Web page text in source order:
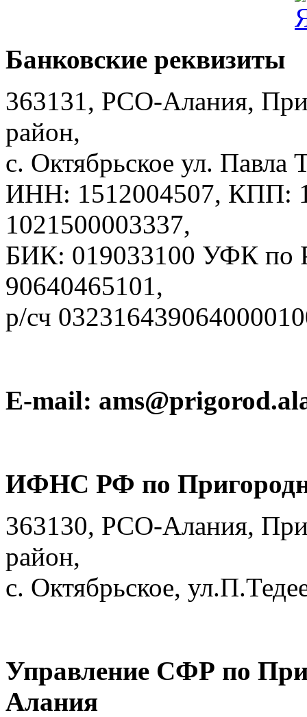
Банковские реквизиты
363131, РСО-Алания,
район,
с. Октябрьское ул. Павла
ИНН: 1512004507, КПП:
1021500003337,
БИК: 019033100 УФК
90640465101,
р/сч
E-mail:
ИФНС РФ по
363130, РСО-Алания,
район,
с. Октябрьское,
Управление СФР по
Алания